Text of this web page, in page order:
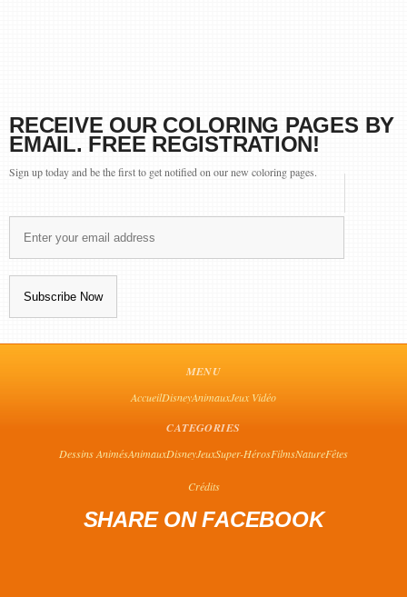
RECEIVE OUR COLORING PAGES BY
EMAIL. FREE REGISTRATION!
Sign up today and be the first to get notified on our new coloring pages.
MENU
AccueilDisneyAnimauxJeux Vidéo
CATEGORIES
Dessins AnimésAnimauxDisneyJeuxSuper-HérosFilmsNatureFêtes
Crédits
SHARE ON FACEBOOK